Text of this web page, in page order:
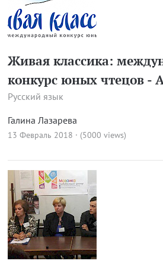
Живая классика:
конкурс юных чтецов -
Русский язык
Галина Лазарева
13 Февраль 2018 · (5000 views)